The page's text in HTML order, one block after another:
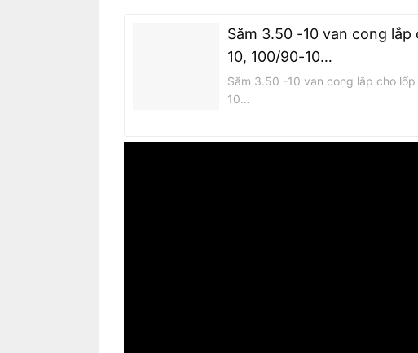
Săm 3.50 -10 van cong
10, 100/90-10…
Săm 3.50 -10 van cong lắp cho
10…